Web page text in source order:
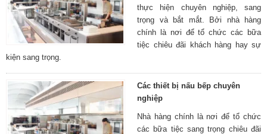
thực hiện chuyên nghiệp, sang
trọng và bắt mắt. Bởi nhà hàng
chính là nơi để tổ chức các bữa
tiệc chiêu đãi khách hàng hay sự
kiện sang trọng.
Các thiết bị nấu bếp chuyên
nghiệp
Nhà hàng chính là nơi để tổ chức
các bữa tiệc sang trọng chiêu đãi